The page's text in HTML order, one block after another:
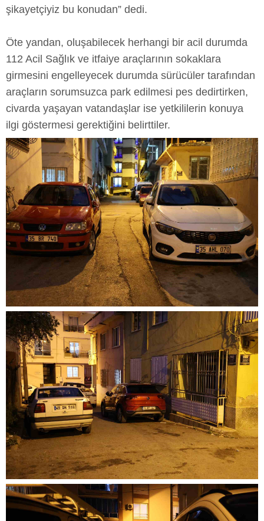
şikayetçiyiz bu konudan” dedi.
Öte yandan, oluşabilecek herhangi bir acil durumda
112 Acil Sağlık ve itfaiye araçlarının sokaklara
girmesini engelleyecek durumda sürücüler tarafından
araçların sorumsuzca park edilmesi pes dedirtirken,
civarda yaşayan vatandaşlar ise yetkililerin konuya
ilgi göstermesi gerektiğini belirttiler.